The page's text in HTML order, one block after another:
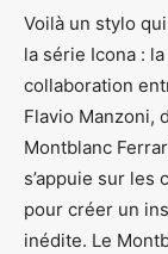
Voilà un stylo
la série Icona :
collaboration
Flavio Manzoni,
Montblanc
s’appuie sur
pour créer un
inédite. Le